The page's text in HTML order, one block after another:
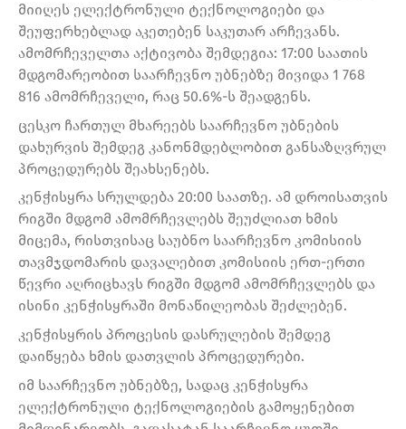
მიიღეს ელექტრონული ტექნოლოგიები და
შეუფერხებლად აკეთებენ საკუთარ არჩევანს.
ამომრჩეველთა აქტივობა შემდეგია: 17:00 საათის
მდგომარეობით საარჩევნო უბნებზე მივიდა 1 768
816 ამომრჩეველი, რაც 50.6%-ს შეადგენს.
ცესკო ჩართულ მხარეებს საარჩევნო უბნების
დახურვის შემდეგ კანონმდებლობით განსაზღვრულ
პროცედურებს შეახსენებს.
კენჭისყრა სრულდება 20:00 საათზე. ამ დროისათვის
რიგში მდგომ ამომრჩევლებს შეუძლიათ ხმის
მიცემა, რისთვისაც საუბნო საარჩევნო კომისიის
თავმჯდომარის დავალებით კომისიის ერთ-ერთი
წევრი აღრიცხავს რიგში მდგომ ამომრჩევლებს და
ისინი კენჭისყრაში მონაწილეობას შეძლებენ.
კენჭისყრის პროცესის დასრულების შემდეგ
დაიწყება ხმის დათვლის პროცედურები.
იმ საარჩევნო უბნებზე, სადაც კენჭისყრა
ელექტრონული ტექნოლოგიების გამოყენებით